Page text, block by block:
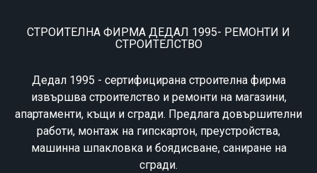
СТРОИТЕЛНА ФИРМА ДЕДАЛ 1995- РЕМОНТИ И
СТРОИТЕЛСТВО
Дедал 1995 - сертифицирана строителна фирма
извършва строителство и ремонти на магазини,
апартаменти, къщи и сгради. Предлага довършителни
работи, монтаж на гипскартон, преустройства,
машинна шпакловка и боядисване, саниране на
сгради.